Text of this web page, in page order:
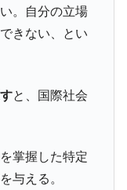
チーフとは？
ばずに終わりそう
山以前に最高位
いだ金額とは？
。自分の立場
きない、とい
と、国際社会
掌握した特定
与える。